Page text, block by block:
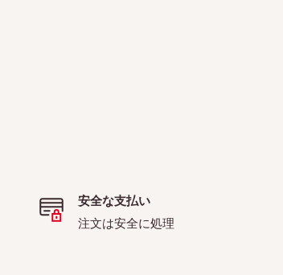
安全な支払い
注文は安全に処理